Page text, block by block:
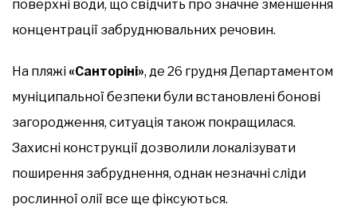
поверхні води, що свідчить про значне зменшення
концентрації забруднювальних речовин.
На пляжі«Санторіні», де 26 грудня Департаментом
муніципальної безпеки були встановлені бонові
загородження, ситуація також покращилася.
Захисні конструкції дозволили локалізувати
поширення забруднення, однак незначні сліди
рослинної олії все ще фіксуються.